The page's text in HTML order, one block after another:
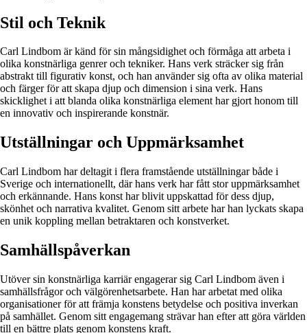
Stil och Teknik
Carl Lindbom är känd för sin mångsidighet och förmåga att arbeta i
olika konstnärliga genrer och tekniker. Hans verk sträcker sig från
abstrakt till figurativ konst, och han använder sig ofta av olika material
och färger för att skapa djup och dimension i sina verk. Hans
skicklighet i att blanda olika konstnärliga element har gjort honom till
en innovativ och inspirerande konstnär.
Utställningar och Uppmärksamhet
Carl Lindbom har deltagit i flera framstående utställningar både i
Sverige och internationellt, där hans verk har fått stor uppmärksamhet
och erkännande. Hans konst har blivit uppskattad för dess djup,
skönhet och narrativa kvalitet. Genom sitt arbete har han lyckats skapa
en unik koppling mellan betraktaren och konstverket.
Samhällspåverkan
Utöver sin konstnärliga karriär engagerar sig Carl Lindbom även i
samhällsfrågor och välgörenhetsarbete. Han har arbetat med olika
organisationer för att främja konstens betydelse och positiva inverkan
på samhället. Genom sitt engagemang strävar han efter att göra världen
till en bättre plats genom konstens kraft.